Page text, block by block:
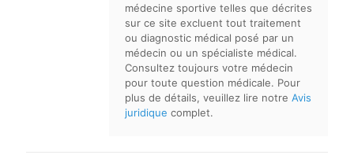
médecine sportive telles que décrites
sur ce site excluent tout traitement
ou diagnostic médical posé par un
médecin ou un spécialiste médical.
Consultez toujours votre médecin
pour toute question médicale. Pour
plus de détails, veuillez lire notre Avis
juridique complet.